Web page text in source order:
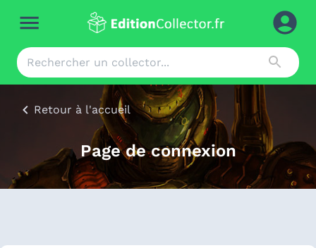
Retour à l'accueil
Page de connexion